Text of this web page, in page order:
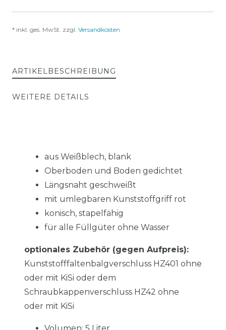
* inkl. ges. MwSt. zzgl. Versandkosten
ARTIKELBESCHREIBUNG
WEITERE DETAILS
aus Weißblech, blank
Oberboden und Boden gedichtet
Längsnaht geschweißt
mit umlegbaren Kunststoffgriff rot
konisch, stapelfähig
für alle Füllgüter ohne Wasser
optionales Zubehör (gegen Aufpreis):
Kunststofffaltenbalgverschluss HZ401 ohne
oder mit KiSi oder dem
Schraubkappenverschluss HZ42 ohne
oder mit KiSi